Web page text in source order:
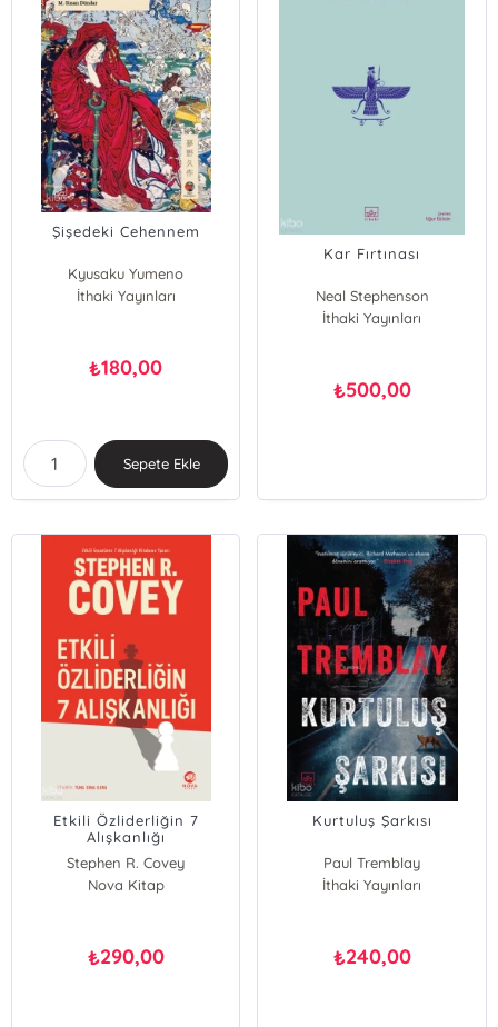
Şişedeki Cehennem
Kyusaku Yumeno
İthaki Yayınları
₺180,00
Sepete Ekle
Kar Fırtınası
Neal Stephenson
İthaki Yayınları
₺500,00
Etkili Özliderliğin 7
Alışkanlığı
Stephen R. Covey
Nova Kitap
₺290,00
Kurtuluş Şarkısı
Paul Tremblay
İthaki Yayınları
₺240,00